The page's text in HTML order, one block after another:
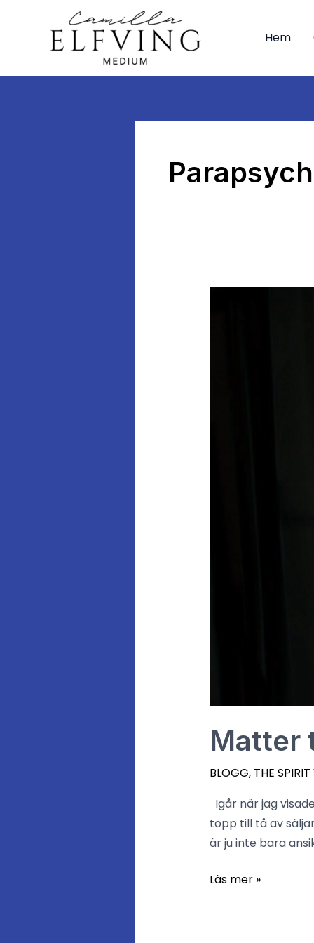
Hem
Matter
BLOGG, THE
Igår när jag
topp till tå av
är ju inte bara
Läs mer »